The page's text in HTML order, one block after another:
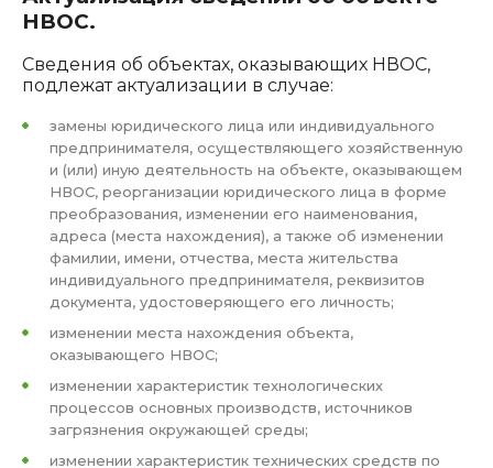
НВОС.
Сведения об объектах, оказывающих НВОС,
подлежат актуализации в случае:
замены юридического лица или индивидуального
предпринимателя, осуществляющего хозяйственную
и (или) иную деятельность на объекте, оказывающем
НВОС, реорганизации юридического лица в форме
преобразования, изменении его наименования,
адреса (места нахождения), а также об изменении
фамилии, имени, отчества, места жительства
индивидуального предпринимателя, реквизитов
документа, удостоверяющего его личность;
изменении места нахождения объекта,
оказывающего НВОС;
изменении характеристик технологических
процессов основных производств, источников
загрязнения окружающей среды;
изменении характеристик технических средств по